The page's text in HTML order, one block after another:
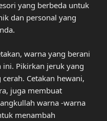
yang berbeda untuk
dan personal yang
warna yang berani
ini. Pikirkan jeruk yang
Cetakan hewani,
juga membuat
warna -warna
menambah